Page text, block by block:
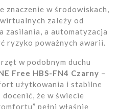
znaczenie w środowiskach,
zależy od
zasilania, a automatyzacja
ryzyko poważnych awarii.
w podobnym duchu
Free HBS-FN4 Czarny –
użytkowania i stabilne
że w świecie
pełni właśnie